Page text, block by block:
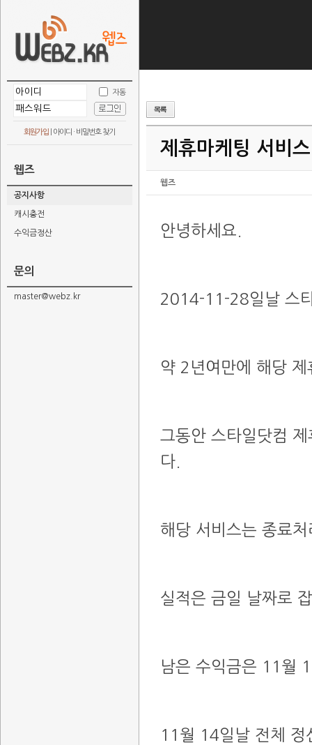
자동
회원가입 아이디 · 비밀번호 찾기
웹즈
공지사항
캐시충전
수익금정산
문의
master@webz.kr
제휴마케팅 서비
웹즈
안녕하세요.
2014-11-28일날 스
약 2년여만에 해당
그동안 스타일닷컴
다.
해당 서비스는 종료
실적은 금일 날짜로
남은 수익금은 ​11월
11월 14일날 전체 정